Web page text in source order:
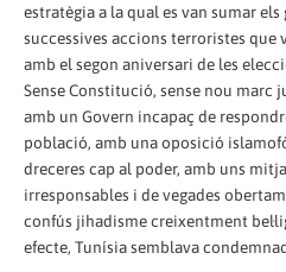
estratègia a la qual es van sumar
successives accions terroristes
amb el segon aniversari de les
Sense Constitució, sense nou marc
amb un Govern incapaç de
població, amb una oposició
dreceres cap al poder, amb uns
irresponsables i de vegades
confús jihadisme creixentment
efecte, Tunísia semblava